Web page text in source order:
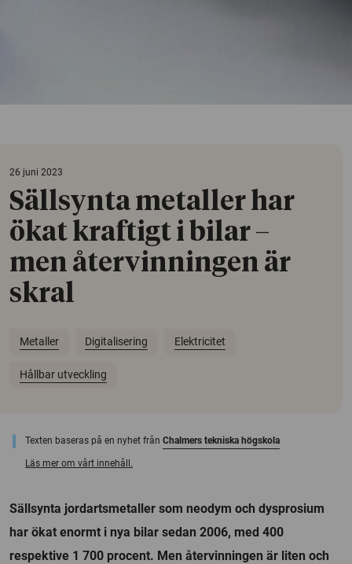
26 juni 2023
Sällsynta metaller har
ökat kraftigt i bilar –
men återvinningen är
skral
Metaller Digitalisering Elektricitet
Hållbar utveckling
Texten baseras på en nyhet från Chalmers tekniska högskola
Läs mer om vårt innehåll.
Sällsynta jordartsmetaller som neodym och dysprosium
har ökat enormt i nya bilar sedan 2006, med 400
respektive 1 700 procent. Men återvinningen är liten och